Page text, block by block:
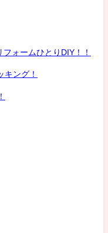
ォームひとりDIY！！
キング！